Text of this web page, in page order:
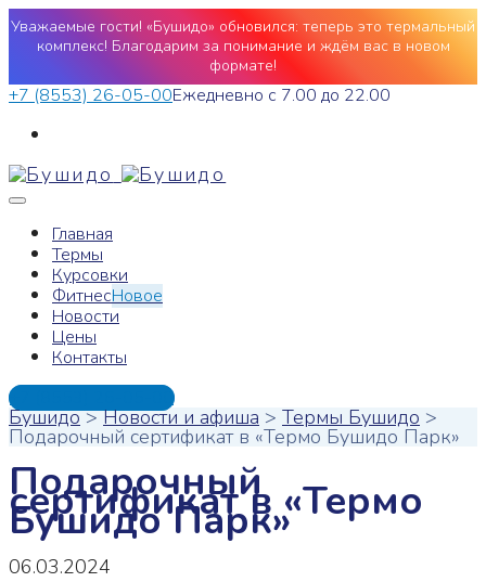
Уважаемые гости! «Бушидо» обновился: теперь это термальный
комплекс! Благодарим за понимание и ждём вас в новом
формате!
+7 (8553) 26-05-00Ежедневно с 7.00 до 22.00
Главная
Термы
Курсовки
ФитнесНовое
Новости
Цены
Контакты
+7 (8553) 26-05-00
Бушидо>Новости и афиша > Термы Бушидо >
Подарочный сертификат в «Термо Бушидо Парк»
Подарочный
сертификат в «Термо
Бушидо Парк»
06.03.2024